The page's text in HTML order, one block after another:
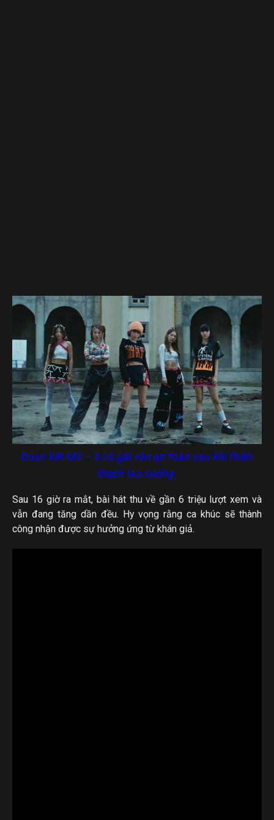
Đoạn kết MV – 5 cô gái vẫn an toàn sau khi thiên
thạch lao xuống
Sau 16 giờ ra mắt, bài hát thu về gần 6 triệu lượt xem và
vẫn đang tăng dần đều. Hy vọng rằng ca khúc sẽ thành
công nhận được sự hưởng ứng từ khán giả.